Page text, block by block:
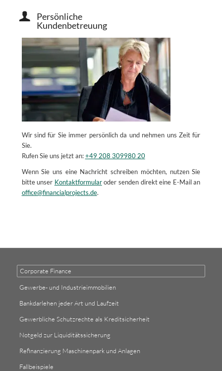
Persönliche
Kundenbetreuung
Wir sind für Sie immer persönlich da und nehmen uns Zeit für
Sie.
Rufen Sie uns jetzt an:+49 208 309980 20
Wenn Sie uns eine Nachricht schreiben möchten, nutzen Sie
bitte unser Kontaktformularoder senden direkt eine E-Mail an
office@financialprojects.de.
Corporate Finance
Gewerbe- und Industrieimmobilien
Bankdarlehen jeder Art und Laufzeit
Gewerbliche Schutzrechte als Kreditsicherheit
Notgeld zur Liquiditätssicherung
Refinanzierung Maschinenpark und Anlagen
Fallbeispiele